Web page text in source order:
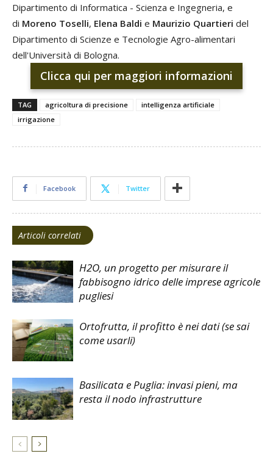
Dipartimento di Informatica - Scienza e Ingegneria, e
di Moreno Toselli, Elena Baldi e Maurizio Quartieri del
Dipartimento di Scienze e Tecnologie Agro-alimentari
dell'Università di Bologna.
Clicca qui per maggiori informazioni
TAG agricoltura di precisione
intelligenza artificiale
irrigazione
Facebook Twitter
Articoli correlati
H2O, un progetto per misurare il
fabbisogno idrico delle imprese agricole
pugliesi
Ortofrutta, il profitto è nei dati (se sai
come usarli)
Basilicata e Puglia: invasi pieni, ma
resta il nodo infrastrutture